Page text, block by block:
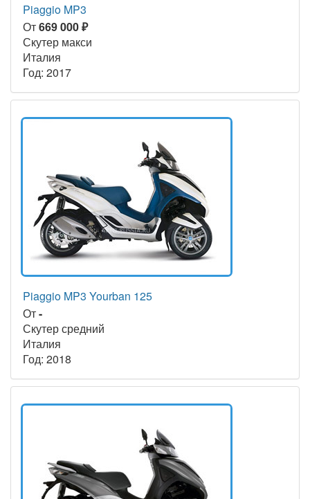
Piaggio MP3
От669 000 ₽
Скутер макси
Италия
Год: 2017
Piaggio MP3 Yourban 125
От-
Скутер средний
Италия
Год: 2018